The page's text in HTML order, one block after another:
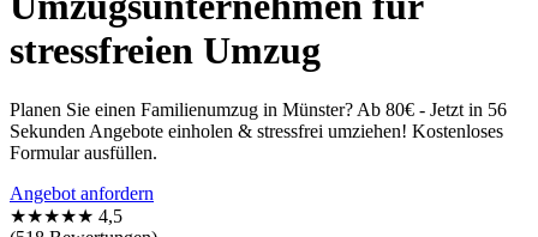
stressfreien Umzug
Planen Sie einen Familienumzug in Münster? Ab 80€ - Jetzt in 56
Sekunden Angebote einholen & stressfrei umziehen! Kostenloses
Formular ausfüllen.
Angebot anfordern
★★★★★ 4,5